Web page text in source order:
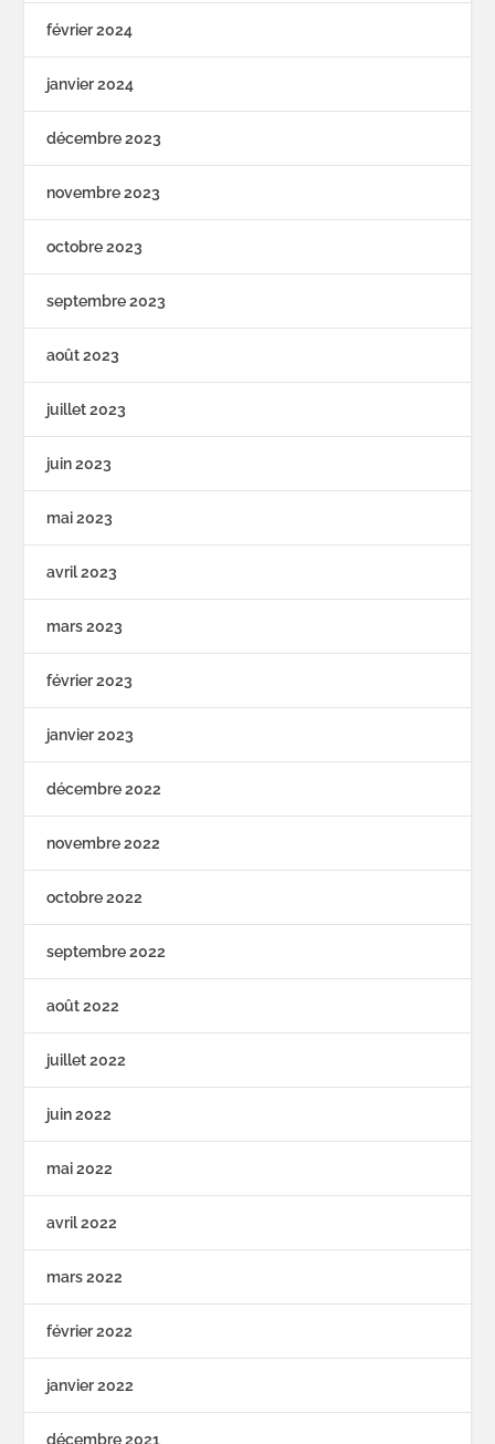
février 2024
janvier 2024
décembre 2023
novembre 2023
octobre 2023
septembre 2023
août 2023
juillet 2023
juin 2023
mai 2023
avril 2023
mars 2023
février 2023
janvier 2023
décembre 2022
novembre 2022
octobre 2022
septembre 2022
août 2022
juillet 2022
juin 2022
mai 2022
avril 2022
mars 2022
février 2022
janvier 2022
décembre 2021